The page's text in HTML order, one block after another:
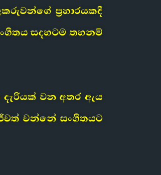
ප්‍රහාරයකදී
සදහටම තහනම්
දැරියක් වන අතර ඇය
වන්නේ සංගීතයට